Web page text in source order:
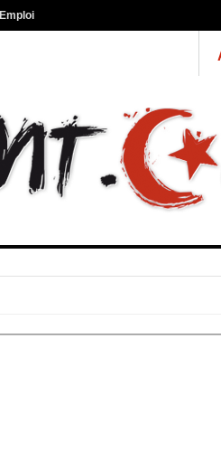
Emploi